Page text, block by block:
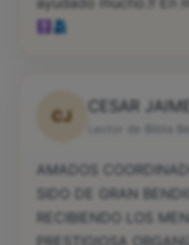
CJ
CESAR
AMADOS
SIDO DE GRAN
RECIBIENDO LOS